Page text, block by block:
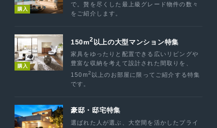
購入
で。贅を尽くした最上級グレード物件の数々
をご紹介します。
購入
150m2 以上の大型マンション特集
家具をゆったりと配置できる広いリビングや
豊富な収納を考えて設計された間取りを、
150m2 以上のお部屋に限ってご紹介する特集
です。
豪邸・邸宅特集
選ばれた人が選ぶ、大空間を活かしたプライ